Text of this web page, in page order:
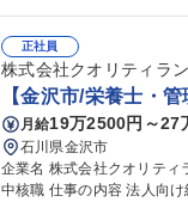
に掲載され、市場に並ぶや
重要な役割◎ 募
正社員
株式会社クオリティラ
【金沢市/栄養士・
月給19万2500円～27
石川県金沢市
企業名 株式会社クオリティランチ 求人名 【金沢市/栄養士・管理栄養士】献立作成・品質
中核職 仕事の内容 法人向け給食弁当・社員食堂、福祉施設向け食事などの献立作成・栄養計算・品質管理を中心